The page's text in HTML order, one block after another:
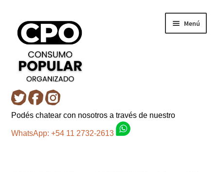
navegación
contenido
Menú
Inicio
Carro
Podés chatear con nosotros a través de nuestro
WhatsApp: +54 11 2732-2613